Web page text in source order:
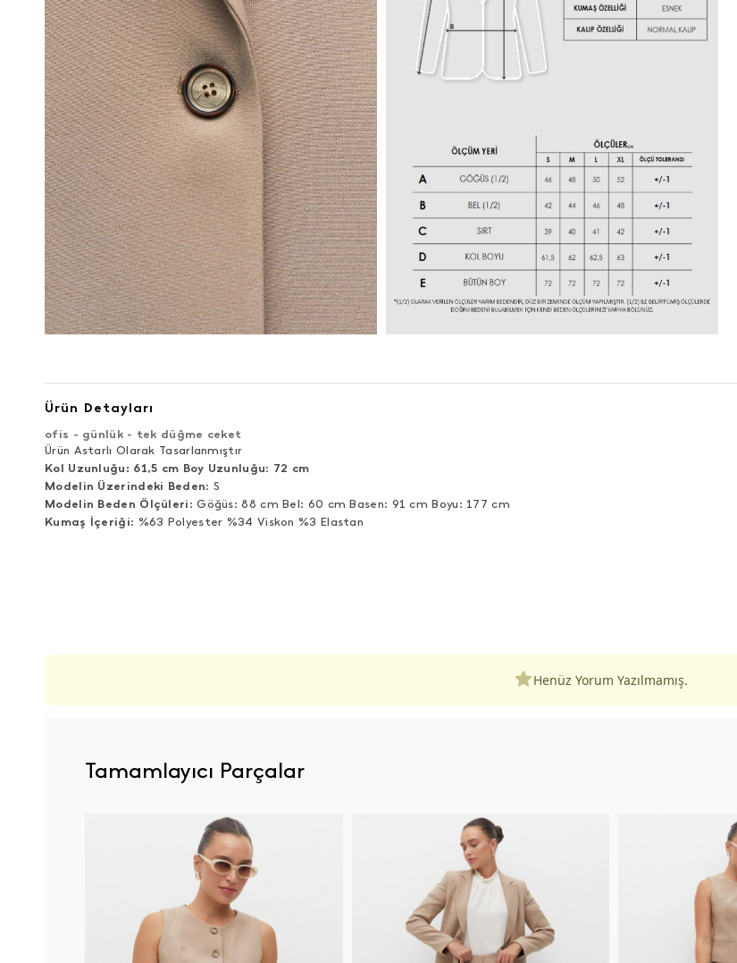
Ürün Detayları
ofis - günlük - tek düğme ceket
Ürün Astarlı Olarak Tasarlanmıştır
Kol Uzunluğu: 61,5 cm Boy Uzunluğu: 72 cm
Modelin Üzerindeki Beden: S
Modelin Beden Ölçüleri : Göğüs: 88 cm Bel: 60 cm Basen: 91 cm Boyu: 177 cm
Kumaş İçeriği: %63 Polyester %34 Viskon %3 Elastan
Henüz Yorum Yazılmamış.
Tamamlayıcı Parçalar